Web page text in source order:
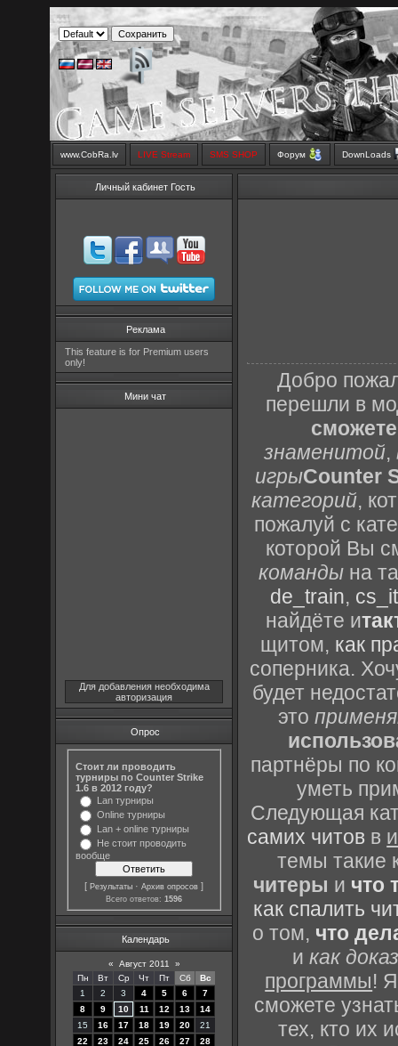
www.CobRa.lv LIVE Stream SMS SHOP Форум DownLoads
Личный кабинет Гость
Реклама
This feature is for Premium users
only!
Мини чат
Для добавления необходима
авторизация
Опрос
Стоит ли проводить
турниры по Counter Strike
1.6 в 2012 году?
Lan турниры
Online турниры
Lan + online турниры
Не стоит проводить
вообще
[Результаты ·Архив опросов ]
Всего ответов:1596
Календарь
« Август 2011
»
Пн
Вт Ср Чт Пт Сб
Вс
1
2 3 4 5 6
7
8
9 10 11 12 13
14
15
16 17 18 19 20
21
22
23 24 25 26 27
28
Добро
перешли в
знаменитой,
игрыCounter
категорий,
пожалуй с
которой Вы
команды на
de_train,
найдёте и
щитом, как
соперника.
будет
это
партнёры по
уметь
Следующая
самих читов в
темы такие
читеры и что
как спалить
о том, что
икак
программы!
сможете
тех, кто их